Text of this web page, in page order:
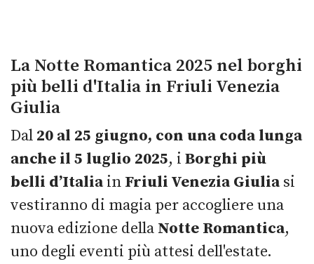
La Notte Romantica 2025 nel borghi
più belli d'Italia in Friuli Venezia
Giulia
Dal 20 al 25 giugno, con una coda lunga
anche il 5 luglio 2025, i Borghi più
belli d’Italiain Friuli Venezia Giuliasi
vestiranno di magia per accogliere una
nuova edizione della Notte Romantica,
uno degli eventi più attesi dell'estate.